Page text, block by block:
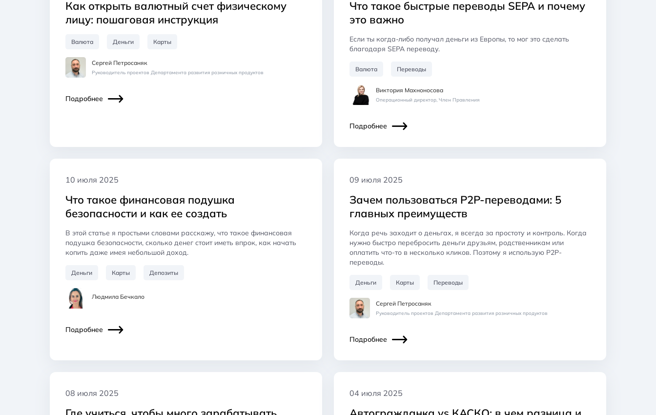
Как открыть валютный счет физическому
лицу: пошаговая инструкция
Валюта Деньги Карты
Сергей Петросаняк
Руководитель проектов Департамента развития розничных продуктов
Подробнее
Что такое быстрые переводы SEPA и почему
это важно
Если ты когда-либо получал деньги из Европы, то мог это сделать
благодаря SEPA переводу.
Валюта Переводы
Виктория Махноносова
Операционный директор, Член Правления
Подробнее
10 июля 2025
Что такое финансовая подушка
безопасности и как ее создать
В этой статье я простыми словами расскажу, что такое финансовая
подушка безопасности, сколько денег стоит иметь впрок, как начать
копить даже имея небольшой доход.
Деньги Карты Депозиты
Людмила Бечкало
Подробнее
09 июля 2025
Зачем пользоваться P2P-переводами: 5
главных преимуществ
Когда речь заходит о деньгах, я всегда за простоту и контроль. Когда
нужно быстро перебросить деньги друзьям, родственникам или
оплатить что-то в несколько кликов. Поэтому я использую Р2Р-
переводы.
Деньги Карты Переводы
Сергей Петросаняк
Руководитель проектов Департамента развития розничных продуктов
Подробнее
08 июля 2025 04 июля 2025